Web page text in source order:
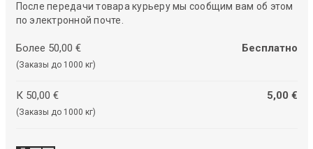
После передачи товара курьеру мы сообщим вам об этом
по электронной почте.
Более 50,00 €
(Заказы до 1000 кг)
Бесплатно
К 50,00 €
(Заказы до 1000 кг)
5,00 €